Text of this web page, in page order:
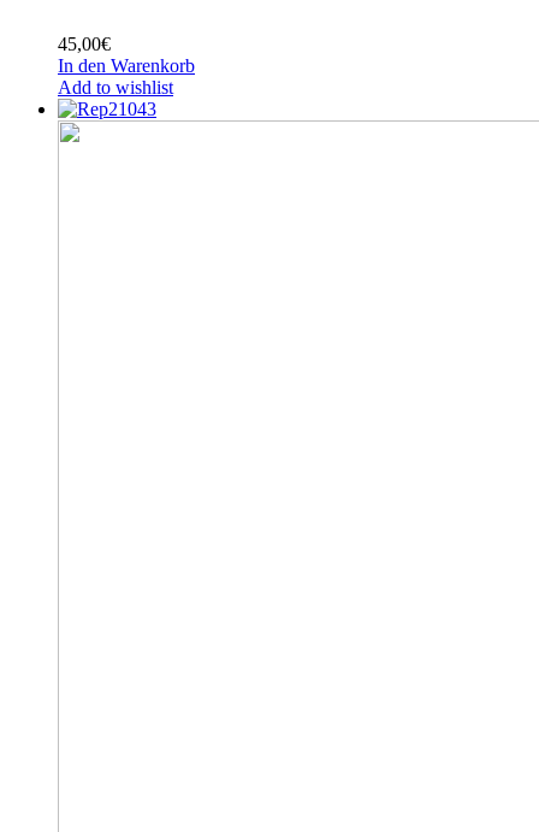
45,00€
In den Warenkorb
Add to wishlist